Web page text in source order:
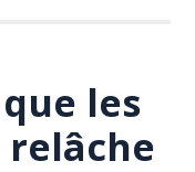
les
relâche